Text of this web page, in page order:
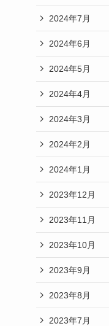
2024年7月
2024年6月
2024年5月
2024年4月
2024年3月
2024年2月
2024年1月
2023年12月
2023年11月
2023年10月
2023年9月
2023年8月
2023年7月